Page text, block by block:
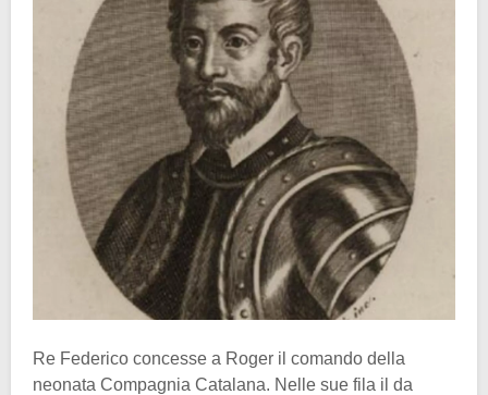
Re Federico concesse a Roger il comando della
neonata Compagnia Catalana. Nelle sue fila il da